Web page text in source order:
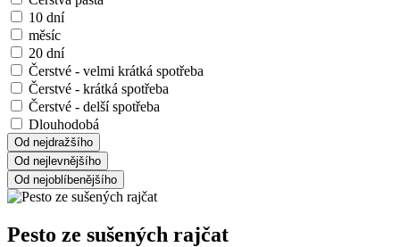
10 dní
měsíc
20 dní
Čerstvé - velmi krátká spotřeba
Čerstvé - krátká spotřeba
Čerstvé - delší spotřeba
Dlouhodobá
Pesto ze sušených rajčat